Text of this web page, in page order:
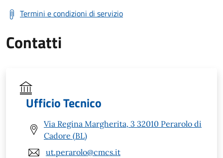
Termini e condizioni di servizio
Contatti
Ufficio Tecnico
Via Regina Margherita, 3 32010 Perarolo di
Cadore (BL)
ut.perarolo@cmcs.it